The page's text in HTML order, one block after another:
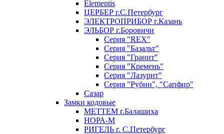
Elementis
ЦЕРБЕР г.С.Петербург
ЭЛЕКТРОПРИБОР г.Казань
ЭЛЬБОР г.Боровичи
Серия "REX"
Серия "Базальт"
Серия "Гранит"
Серия "Кремень"
Серия "Лазурит"
Серия "Рубин", "Сапфир"
Сазар
Замки кодовые
МЕТТЕМ г.Балашиха
НОРА-М
РИГЕЛЬ г. С.Петербург